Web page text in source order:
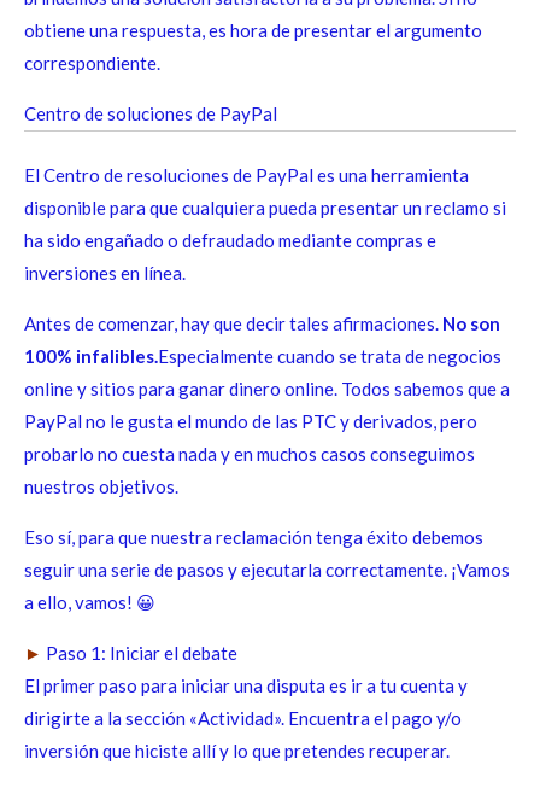
obtiene una respuesta, es hora de presentar el argumento
correspondiente.
Centro de soluciones de PayPal
El Centro de resoluciones de PayPal es una herramienta
disponible para que cualquiera pueda presentar un reclamo si
ha sido engañado o defraudado mediante compras e
inversiones en línea.
Antes de comenzar, hay que decir tales afirmaciones. No son
100% infalibles. Especialmente cuando se trata de negocios
online y sitios para ganar dinero online. Todos sabemos que a
PayPal no le gusta el mundo de las PTC y derivados, pero
probarlo no cuesta nada y en muchos casos conseguimos
nuestros objetivos.
Eso sí, para que nuestra reclamación tenga éxito debemos
seguir una serie de pasos y ejecutarla correctamente. ¡Vamos
a ello, vamos! 😀
► Paso 1: Iniciar el debate
El primer paso para iniciar una disputa es ir a tu cuenta y
dirigirte a la sección «Actividad». Encuentra el pago y/o
inversión que hiciste allí y lo que pretendes recuperar.